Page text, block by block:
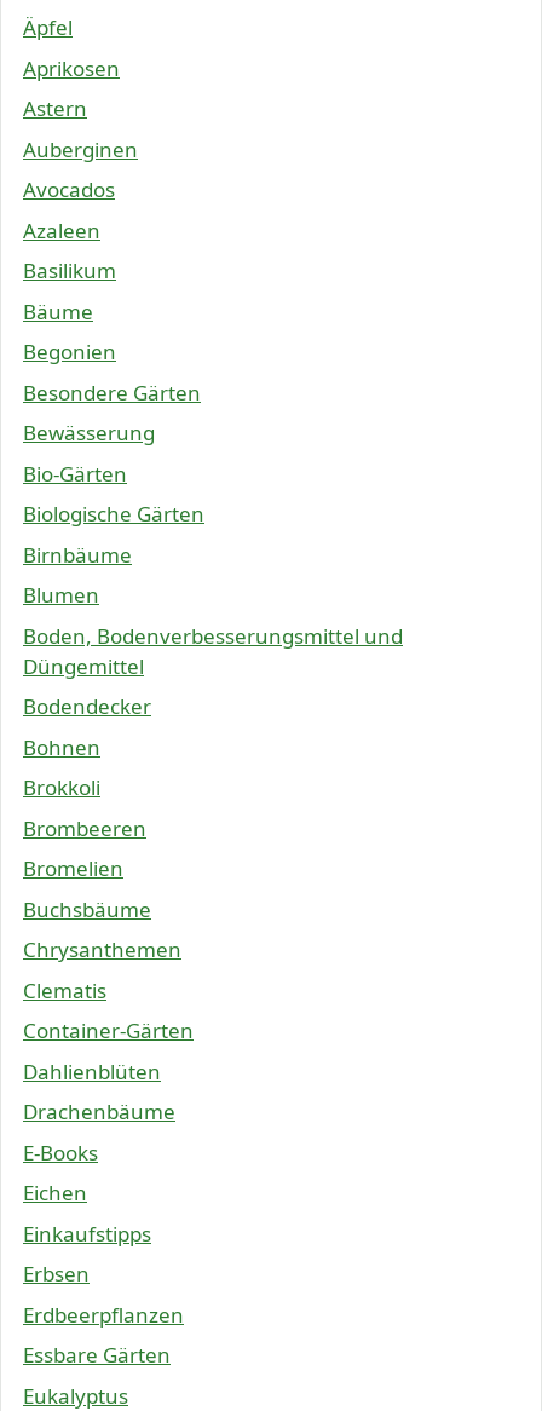
Äpfel
Aprikosen
Astern
Auberginen
Avocados
Azaleen
Basilikum
Bäume
Begonien
Besondere Gärten
Bewässerung
Bio-Gärten
Biologische Gärten
Birnbäume
Blumen
Boden, Bodenverbesserungsmittel und
Düngemittel
Bodendecker
Bohnen
Brokkoli
Brombeeren
Bromelien
Buchsbäume
Chrysanthemen
Clematis
Container-Gärten
Dahlienblüten
Drachenbäume
E-Books
Eichen
Einkaufstipps
Erbsen
Erdbeerpflanzen
Essbare Gärten
Eukalyptus